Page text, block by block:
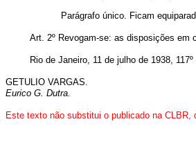
Parágrafo único. Ficam
Art. 2º Revogam-se: as disposições em
Rio de Janeiro, 11 de julho de 1938,
GETULIO VARGAS.
Eurico G. Dutra.
Este texto não substitui o publicado na CLBR,